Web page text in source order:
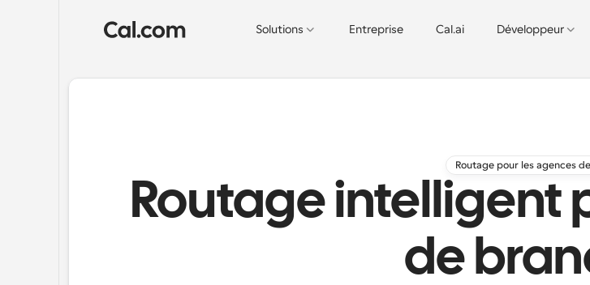
Solutions Entreprise Cal.ai Développeur
Routage pour les agences
Routage intelligent
de